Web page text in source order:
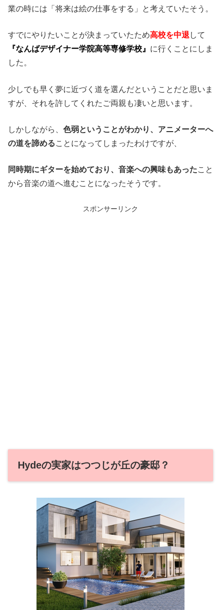
業の時には「将来は絵の仕事をする」と考えていたそう。
すでにやりたいことが決まっていたため高校を中退して
『なんばデザイナー学院高等専修学校』 に行くことにしま
した。
少しでも早く夢に近づく道を選んだということだと思いま
すが、それを許してくれたご両親も凄いと思います。
しかしながら、 色弱ということがわかり、アニメーターへ
の道を諦めることになってしまったわけですが、
同時期にギターを始めており、音楽への興味もあったこと
から音楽の道へ進むことになったそうです。
スポンサーリンク
Hydeの実家はつつじが丘の豪邸？